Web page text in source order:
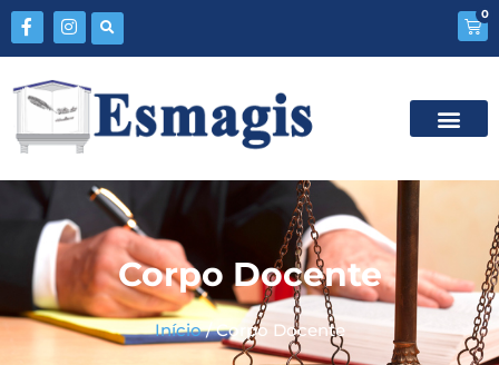
0
Corpo Docente
Início/ Corpo Docente